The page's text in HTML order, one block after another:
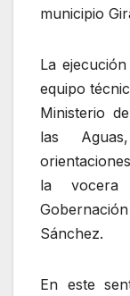
municipio
La
equipo
Ministerio
las
la
Sánchez.
En este